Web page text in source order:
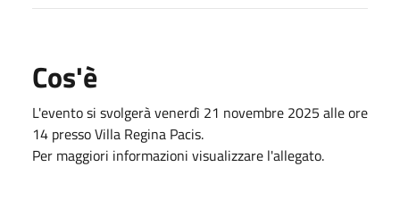
Cos'è
L'evento si svolgerà venerdì 21 novembre 2025 alle ore
14 presso Villa Regina Pacis.
Per maggiori informazioni visualizzare l'allegato.